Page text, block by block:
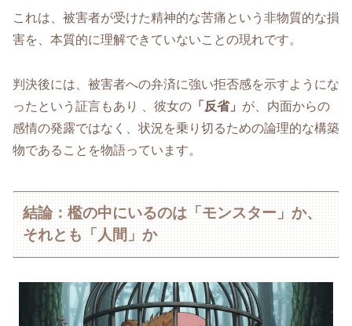
これは、被害者が受けた精神的な苦痛という非物質的な損
害を、本質的に理解できていないことの現れです。
判決後には、被害者への弁済に強い拒否感を示すようにな
ったという証言もあり 、彼女の 「反省」 が、内面からの
感情の発露ではなく、状況を乗り切るための論理的な構築
物であることを物語っています。
結論：檻の中にいるのは「モンスター」か、
それとも「人間」か